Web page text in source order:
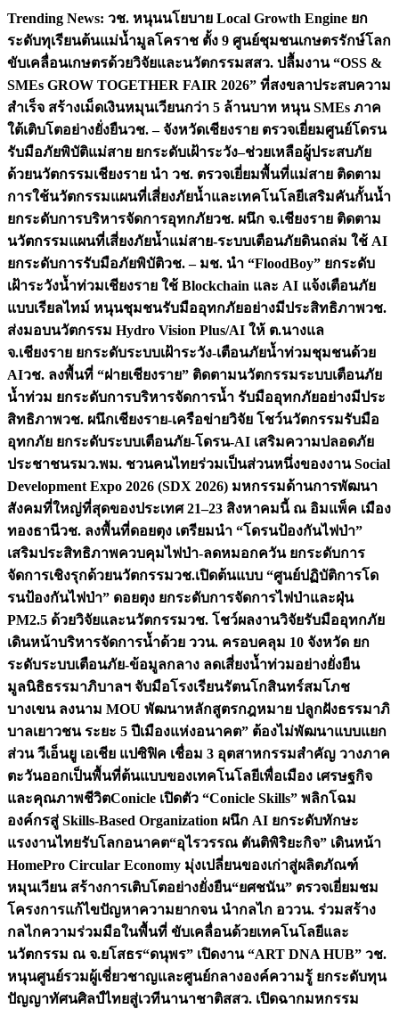
Skip
content
Trending News: วช. หนุนนโยบาย Local Growth Engine ยก
ระดับทุเรียนต้นแม่น้ำมูลโคราช ตั้ง 9 ศูนย์ชุมชนเกษตรรักษ์โลก
ขับเคลื่อนเกษตรด้วยวิจัยและนวัตกรรมสสว. ปลื้มงาน “OSS &
SMEs GROW TOGETHER FAIR 2026” ที่สงขลาประสบความ
สำเร็จ สร้างเม็ดเงินหมุนเวียนกว่า 5 ล้านบาท หนุน SMEs ภาค
ใต้เติบโตอย่างยั่งยืนวช. – จังหวัดเชียงราย ตรวจเยี่ยมศูนย์โดรน
รับมือภัยพิบัติแม่สาย ยกระดับเฝ้าระวัง–ช่วยเหลือผู้ประสบภัย
ด้วยนวัตกรรมเชียงราย นำ วช. ตรวจเยี่ยมพื้นที่แม่สาย ติดตาม
การใช้นวัตกรรมแผนที่เสี่ยงภัยน้ำและเทคโนโลยีเสริมคันกั้นน้ำ
ยกระดับการบริหารจัดการอุทกภัยวช. ผนึก จ.เชียงราย ติดตาม
นวัตกรรมแผนที่เสี่ยงภัยน้ำแม่สาย-ระบบเตือนภัยดินถล่ม ใช้ AI
ยกระดับการรับมือภัยพิบัติวช. – มช. นำ “FloodBoy” ยกระดับ
เฝ้าระวังน้ำท่วมเชียงราย ใช้ Blockchain และ AI แจ้งเตือนภัย
แบบเรียลไทม์ หนุนชุมชนรับมืออุทกภัยอย่างมีประสิทธิภาพวช.
ส่งมอบนวัตกรรม Hydro Vision Plus/AI ให้ ต.นางแล
จ.เชียงราย ยกระดับระบบเฝ้าระวัง-เตือนภัยน้ำท่วมชุมชนด้วย
AIวช. ลงพื้นที่ “ฝายเชียงราย” ติดตามนวัตกรรมระบบเตือนภัย
น้ำท่วม ยกระดับการบริหารจัดการน้ำ รับมืออุทกภัยอย่างมีประ
สิทธิภาพวช. ผนึกเชียงราย-เครือข่ายวิจัย โชว์นวัตกรรมรับมือ
อุทกภัย ยกระดับระบบเตือนภัย-โดรน-AI เสริมความปลอดภัย
ประชาชนรมว.พม. ชวนคนไทยร่วมเป็นส่วนหนึ่งของงาน Social
Development Expo 2026 (SDX 2026) มหกรรมด้านการพัฒนา
สังคมที่ใหญ่ที่สุดของประเทศ 21–23 สิงหาคมนี้ ณ อิมแพ็ค เมือง
ทองธานีวช. ลงพื้นที่ดอยตุง เตรียมนำ “โดรนป้องกันไฟป่า”
เสริมประสิทธิภาพควบคุมไฟป่า-ลดหมอกควัน ยกระดับการ
จัดการเชิงรุกด้วยนวัตกรรมวช.เปิดต้นแบบ “ศูนย์ปฏิบัติการโด
รนป้องกันไฟป่า” ดอยตุง ยกระดับการจัดการไฟป่าและฝุ่น
PM2.5 ด้วยวิจัยและนวัตกรรมวช. โชว์ผลงานวิจัยรับมืออุทกภัย
เดินหน้าบริหารจัดการน้ำด้วย ววน. ครอบคลุม 10 จังหวัด ยก
ระดับระบบเตือนภัย-ข้อมูลกลาง ลดเสี่ยงน้ำท่วมอย่างยั่งยืน
มูลนิธิธรรมาภิบาลฯ จับมือโรงเรียนรัตนโกสินทร์สมโภช
บางเขน ลงนาม MOU พัฒนาหลักสูตรกฎหมาย ปลูกฝังธรรมาภิ
บาลเยาวชน ระยะ 5 ปีเมืองแห่งอนาคต” ต้องไม่พัฒนาแบบแยก
ส่วน วีเอ็นยู เอเชีย แปซิฟิค เชื่อม 3 อุตสาหกรรมสำคัญ วางภาค
ตะวันออกเป็นพื้นที่ต้นแบบของเทคโนโลยีเพื่อเมือง เศรษฐกิจ
และคุณภาพชีวิตConicle เปิดตัว “Conicle Skills” พลิกโฉม
องค์กรสู่ Skills-Based Organization ผนึก AI ยกระดับทักษะ
แรงงานไทยรับโลกอนาคต“อุไรวรรณ ตันติพิริยะกิจ” เดินหน้า
HomePro Circular Economy มุ่งเปลี่ยนของเก่าสู่ผลิตภัณฑ์
หมุนเวียน สร้างการเติบโตอย่างยั่งยืน“ยศชนัน” ตรวจเยี่ยมชม
โครงการแก้ไขปัญหาความยากจน นำกลไก อววน. ร่วมสร้าง
กลไกความร่วมมือในพื้นที่ ขับเคลื่อนด้วยเทคโนโลยีและ
นวัตกรรม ณ จ.ยโสธร“ดนุพร” เปิดงาน “ART DNA HUB” วช.
หนุนศูนย์รวมผู้เชี่ยวชาญและศูนย์กลางองค์ความรู้ ยกระดับทุน
ปัญญาทัศนศิลป์ไทยสู่เวทีนานาชาติสสว. เปิดฉากมหกรรม